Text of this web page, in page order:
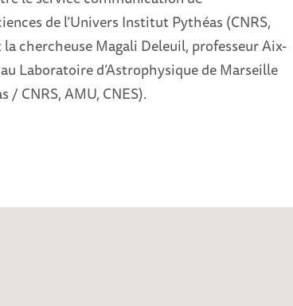
de l’Univers Institut Pythéas (CNRS,
la chercheuse Magali Deleuil, professeur Aix-
Laboratoire d’Astrophysique de Marseille
/ CNRS, AMU, CNES).